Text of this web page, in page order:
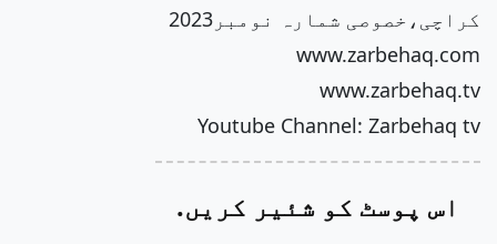
کراچی،خصوصی شمارہ نومبر2023
www.zarbehaq.com
www.zarbehaq.tv
Youtube Channel: Zarbehaq tv
اس پوسٹ کو شئیر کریں.